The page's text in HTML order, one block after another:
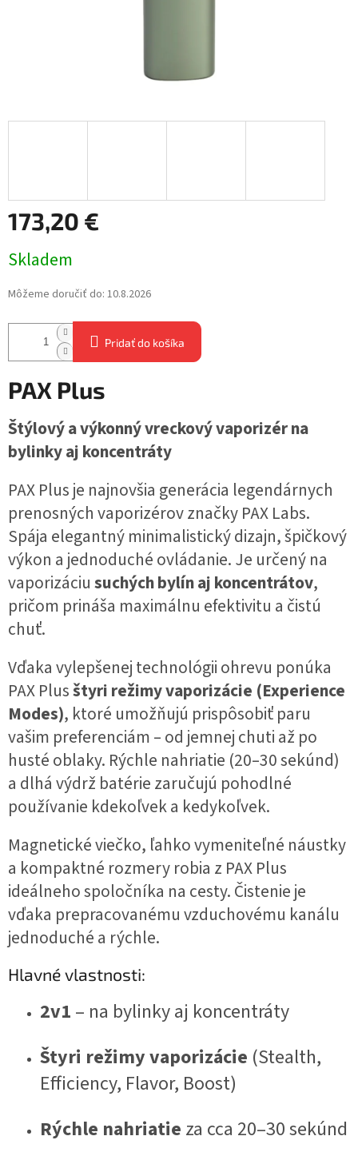
173,20 €
cena:
Skladem
Môžeme doručiť do: 10.8.2026
Pridať do košíka
PAX Plus
Štýlový a výkonný vreckový vaporizér na
bylinky aj koncentráty
PAX Plus je najnovšia generácia legendárnych
prenosných vaporizérov značky PAX Labs.
Spája elegantný minimalistický dizajn, špičkový
výkon a jednoduché ovládanie. Je určený na
vaporizáciusuchých bylín aj koncentrátov,
pričom prináša maximálnu efektivitu a čistú
chuť.
Vďaka vylepšenej technológii ohrevu ponúka
PAX Plusštyri režimy vaporizácie (Experience
Modes), ktoré umožňujú prispôsobiť paru
vašim preferenciám – od jemnej chuti až po
husté oblaky. Rýchle nahriatie (20–30 sekúnd)
a dlhá výdrž batérie zaručujú pohodlné
používanie kdekoľvek a kedykoľvek.
Magnetické viečko, ľahko vymeniteľné náustky
a kompaktné rozmery robia z PAX Plus
ideálneho spoločníka na cesty. Čistenie je
vďaka prepracovanému vzduchovému kanálu
jednoduché a rýchle.
Hlavné vlastnosti:
2v1 – na bylinky aj koncentráty
Štyri režimy vaporizácie (Stealth,
Efficiency, Flavor, Boost)
Rýchle nahriatie za cca 20–30 sekúnd